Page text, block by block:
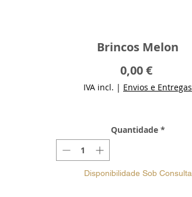
Brincos Melon
0,00 €Preço
IVA incl. | Envios e Entregas
Quantidade *
Disponibilidade Sob Consulta